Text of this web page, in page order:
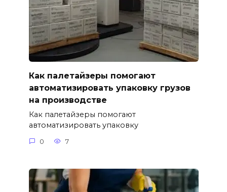
Как палетайзеры помогают
автоматизировать упаковку грузов
на производстве
Как палетайзеры помогают
автоматизировать упаковку
0 7